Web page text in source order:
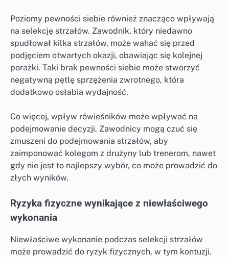
Poziomy pewności siebie również znacząco wpływają
na selekcję strzałów. Zawodnik, który niedawno
spudłował kilka strzałów, może wahać się przed
podjęciem otwartych okazji, obawiając się kolejnej
porażki. Taki brak pewności siebie może stworzyć
negatywną pętlę sprzężenia zwrotnego, która
dodatkowo osłabia wydajność.
Co więcej, wpływ rówieśników może wpływać na
podejmowanie decyzji. Zawodnicy mogą czuć się
zmuszeni do podejmowania strzałów, aby
zaimponować kolegom z drużyny lub trenerom, nawet
gdy nie jest to najlepszy wybór, co może prowadzić do
złych wyników.
Ryzyka fizyczne wynikające z niewłaściwego
wykonania
Niewłaściwe wykonanie podczas selekcji strzałów
może prowadzić do ryzyk fizycznych, w tym kontuzji.